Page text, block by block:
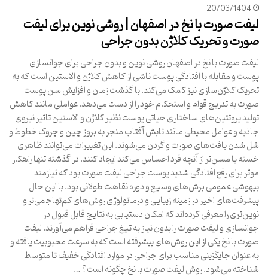
20/03/1404
لیفت صورت با نخ در اصفهان | روشی نوین برای لیفت
صورت و تحریک کلاژن بدون جراحی
لیفت صورت با نخ در اصفهان روشی نوین و بدون جراحی برای جوانسازی
پوست و مقابله با افتادگی پوست ناشی از کاهش کلاژن و الاستین است که به
تحریک کلاژن‌سازی نیز کمک می‌کند. با گذشت زمان و افزایش سن پوست
صورت به تدریج قوام و استحکام خود را از دست می‌دهد. عواملی مانند کاهش
تولید پروتئین‌های ساختاری حیاتی پوست نظیر کلاژن و الاستین تاثیر نیروی
جاذبه و عوامل محیطی مانند تابش آفتاب منجر به بروز چین و چروک خطوط و
شل شدن بافت‌های صورت و گردن می‌شوند. این تغییرات می‌توانند ظاهری
خسته یا مسن‌تر از آنچه فرد احساس می‌کند ایجاد کنند. در گذشته تنها راهکار
موثر برای رفع افتادگی شدید پوست جراحی لیفت صورت بود که نیازمند
بیهوشی عمومی برش‌های وسیع و دوره نقاهت طولانی بود. با این حال
پیشرفت‌های اخیر در زمینه زیبایی و درماتولوژی روش‌های کم‌تهاجمی‌تر و
نوین‌تری را معرفی کرده‌اند که امکان دستیابی به نتایج قابل قبول در
جوانسازی و لیفت صورت را بدون نیاز به تیغ جراحی فراهم می‌آورند. لیفت
صورت با نخ یکی از این روش‌های پیشرفته است که به سرعت محبوبیت یافته و
به عنوان جایگزینی مناسب برای جراحی در موارد افتادگی خفیف تا متوسط
شناخته می‌شود. روش لیفت صورت با نخ چگونه است؟ …